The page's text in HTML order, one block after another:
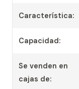
Característica:
Capacidad:
Se venden en
cajas de: